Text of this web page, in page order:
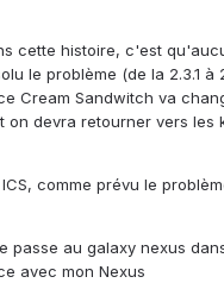
cette histoire, c'est
le problème (de la 2.3.1 à
Cream Sandwitch va
on devra retourner vers les
comme prévu le
passe au galaxy nexus
avec mon Nexus